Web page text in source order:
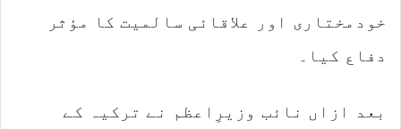
خودمختاری اور علاقائی سالمیت کا مؤثر
دفاع کیا۔
بعد ازاں نائب وزیرِاعظم نے ترکیہ کے